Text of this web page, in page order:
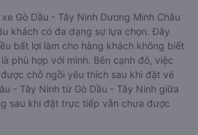
Gò Dầu - Tây Ninh Dương Minh Châu
khách có đa dạng sự lựa chọn. Đây
bất lợi làm cho hàng khách không biết
phù hợp với mình. Bên cạnh đó, việc
chỗ ngồi yêu thích sau khi đặt vé
- Tây Ninh từ Gò Dầu - Tây Ninh giữa
sau khi đặt trực tiếp vẫn chưa được